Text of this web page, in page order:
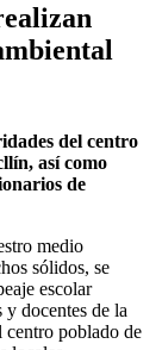
del centro
así como
de
medio
sólidos, se
escolar
docentes de la
centro poblado de